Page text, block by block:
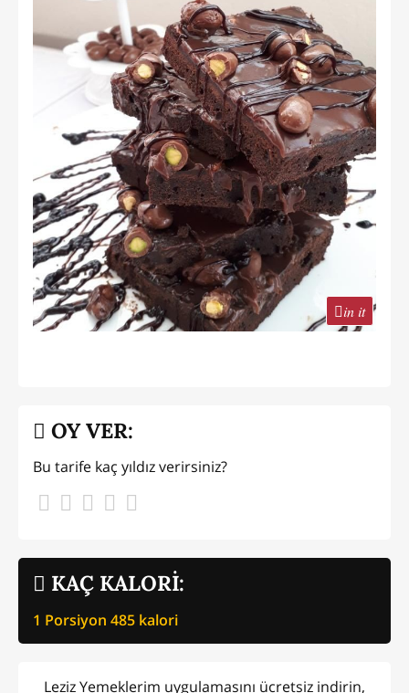
in it
KAÇ KALORİ:
1 Porsiyon 485 kalori
OY VER:
Bu tarife kaç yıldız verirsiniz?
Leziz Yemeklerim uygulamasını ücretsiz indirin,